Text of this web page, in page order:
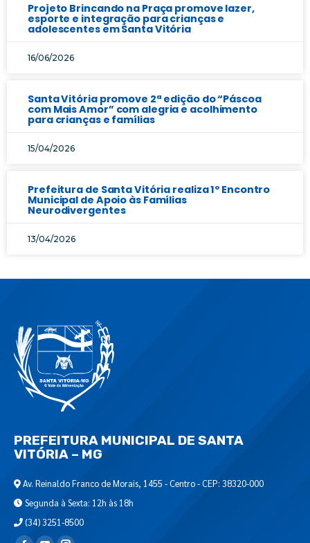
Projeto Brincando na Praça promove lazer,
esporte e integração para crianças e
adolescentes em Santa Vitória
16/06/2026
Santa Vitória promove 2ª edição do “Páscoa
com Mais Amor” com alegria e acolhimento
para crianças e famílias
15/04/2026
Prefeitura de Santa Vitória realiza 1º Encontro
Municipal de Apoio às Famílias
Neurodivergentes
13/04/2026
PREFEITURA MUNICIPAL DE SANTA
VITÓRIA – MG
Av. Reinaldo Franco de Morais, 1455 - Centro - CEP: 38320-000
Segunda à Sexta: 12h às 18h
(34) 3251-8500